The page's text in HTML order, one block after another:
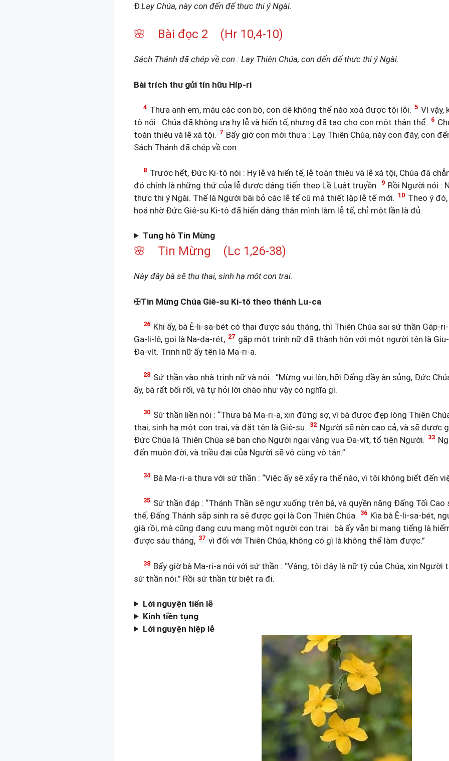
Đ.Lạy Chúa, này con đến để thực thi ý Ngài.
🌸 Bài đọc 2 (Hr 10,4-10)
Sách Thánh đã chép về con : Lạy Thiên Chúa, con đến để thực thi ý Ngài.
Bài trích thư gửi tín hữu Híp-ri
4 Thưa anh em, máu các con bò, con dê không thể nào xoá được tội lỗi. 5 Vì vậy,
tô nói : Chúa đã không ưa hy lễ và hiến tế, nhưng đã tạo cho con một thân thể. 6
toàn thiêu và lễ xá tội. 7 Bấy giờ con mới thưa : Lạy Thiên Chúa, này con đây, con
Sách Thánh đã chép về con.
8 Trước hết, Đức Ki-tô nói : Hy lễ và hiến tế, lễ toàn thiêu và lễ xá tội, Chúa đã
đó chính là những thứ của lễ được dâng tiến theo Lề Luật truyền. 9 Rồi Người nói :
thực thi ý Ngài. Thế là Người bãi bỏ các lễ tế cũ mà thiết lập lễ tế mới. 10 Theo ý
hoá nhờ Đức Giê-su Ki-tô đã hiến dâng thân mình làm lễ tế, chỉ một lần là đủ.
Tung hô Tin Mừng
🌸 Tin Mừng (Lc 1,26-38)
Này đây bà sẽ thụ thai, sinh hạ một con trai.
✠Tin Mừng Chúa Giê-su Ki-tô theo thánh Lu-ca
26 Khi ấy, bà Ê-li-sa-bét có thai được sáu tháng, thì Thiên Chúa sai sứ thần Gáp-
Ga-li-lê, gọi là Na-da-rét, 27 gặp một trinh nữ đã thành hôn với một người tên là
Đa-vít. Trinh nữ ấy tên là Ma-ri-a.
28 Sứ thần vào nhà trinh nữ và nói : “Mừng vui lên, hỡi Đấng đầy ân sủng, Đức
ấy, bà rất bối rối, và tự hỏi lời chào như vậy có nghĩa gì.
30 Sứ thần liền nói : “Thưa bà Ma-ri-a, xin đừng sợ, vì bà được đẹp lòng Thiên
thai, sinh hạ một con trai, và đặt tên là Giê-su. 32 Người sẽ nên cao cả, và sẽ được
Đức Chúa là Thiên Chúa sẽ ban cho Người ngai vàng vua Đa-vít, tổ tiên Người. 33
đến muôn đời, và triều đại của Người sẽ vô cùng vô tận.”
34 Bà Ma-ri-a thưa với sứ thần : “Việc ấy sẽ xảy ra thế nào, vì tôi không biết đến
35 Sứ thần đáp : “Thánh Thần sẽ ngự xuống trên bà, và quyền năng Đấng Tối
thế, Đấng Thánh sắp sinh ra sẽ được gọi là Con Thiên Chúa. 36 Kìa bà Ê-li-sa-bét,
già rồi, mà cũng đang cưu mang một người con trai : bà ấy vẫn bị mang tiếng là
được sáu tháng, 37 vì đối với Thiên Chúa, không có gì là không thể làm được.”
38 Bấy giờ bà Ma-ri-a nói với sứ thần : “Vâng, tôi đây là nữ tỳ của Chúa, xin
sứ thần nói.” Rồi sứ thần từ biệt ra đi.
Lời nguyện tiến lễ
Kinh tiền tụng
Lời nguyện hiệp lễ